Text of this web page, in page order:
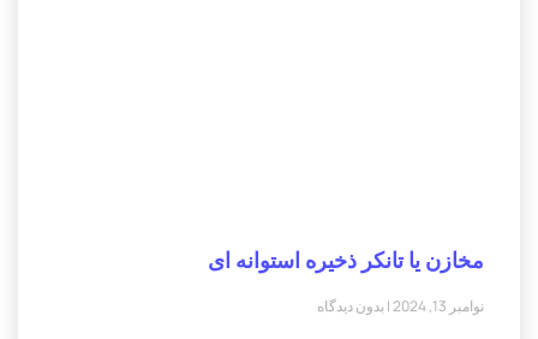
مخازن یا تانکر ذخیره استوانه ای
نوامبر 13, 2024 بدون دیدگاه